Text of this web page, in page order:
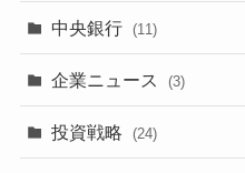
中央銀行 (11)
企業ニュース (3)
投資戦略 (24)